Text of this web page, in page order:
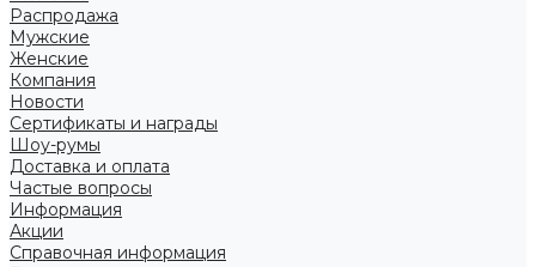
Распродажа
Мужские
Женские
Компания
Новости
Сертификаты и награды
Шоу-румы
Доставка и оплата
Частые вопросы
Информация
Акции
Справочная информация